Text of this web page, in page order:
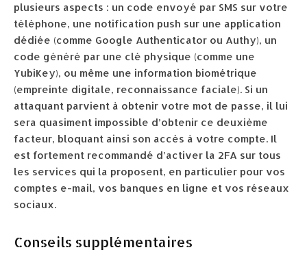
plusieurs aspects : un code envoyé par SMS sur votre
téléphone, une notification push sur une application
dédiée (comme Google Authenticator ou Authy), un
code généré par une clé physique (comme une
YubiKey), ou même une information biométrique
(empreinte digitale, reconnaissance faciale). Si un
attaquant parvient à obtenir votre mot de passe, il lui
sera quasiment impossible d’obtenir ce deuxième
facteur, bloquant ainsi son accès à votre compte. Il
est fortement recommandé d’activer la 2FA sur tous
les services qui la proposent, en particulier pour vos
comptes e-mail, vos banques en ligne et vos réseaux
sociaux.
Conseils supplémentaires